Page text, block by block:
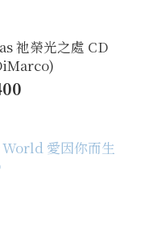
祂榮光之處 CD